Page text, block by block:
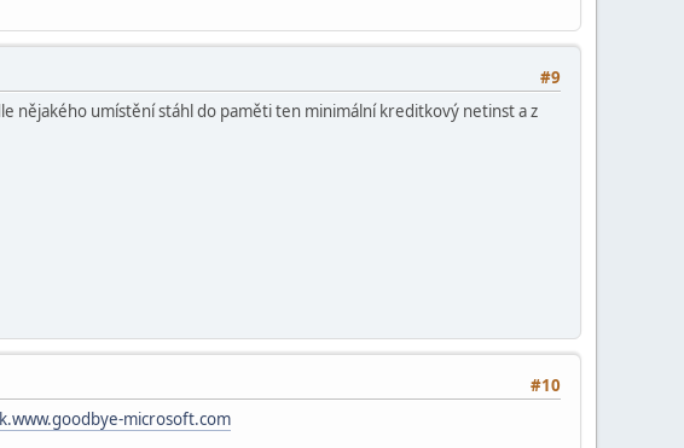
#9
nějakého umístění stáhl do paměti ten minimální kreditkový netinst a z
#10
microsoft.com